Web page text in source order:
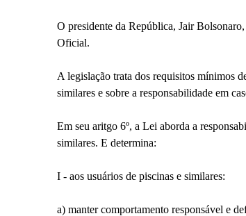
O presidente da República, Jair
Oficial.
A legislação trata dos requisitos mínimos
similares e sobre a responsabilidade em
Em seu aritgo 6º, a Lei aborda a
similares. E determina:
I - aos usuários de piscinas e similares:
a) manter comportamento responsável e